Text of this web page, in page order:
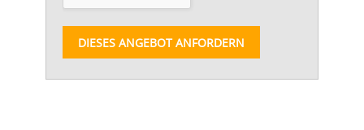
DIESES ANGEBOT ANFORDERN